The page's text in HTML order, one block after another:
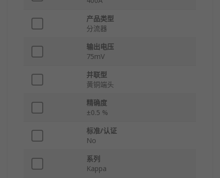
产品类型
分流器
输出电压
75mV
并联型
黄铜端头
精确度
±0.5 %
标准/认证
No
系列
Kappa